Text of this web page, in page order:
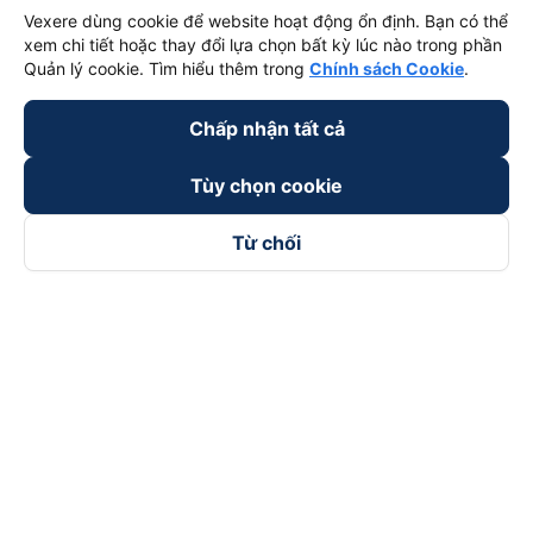
Vexere dùng cookie để website hoạt động ổn định. Bạn có thể
xem chi tiết hoặc thay đổi lựa chọn bất kỳ lúc nào trong phần
Quản lý cookie. Tìm hiểu thêm trong Chính sách Cookie.
Chấp nhận tất cả
Tùy chọn cookie
Từ chối